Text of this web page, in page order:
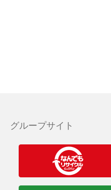
グループサイト